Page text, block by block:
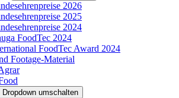
2026
2025
2024
FoodTec 2024
FoodTec Award 2024
Footage-Material
Dropdown umschalten